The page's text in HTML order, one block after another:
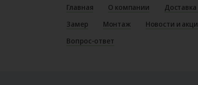
Главная О компании
Замер
Монтаж Новости и
Вопрос-ответ